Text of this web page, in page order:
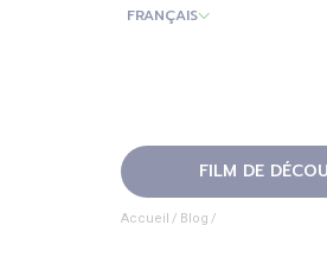
FRANÇAIS
FILM DE
Accueil Blog